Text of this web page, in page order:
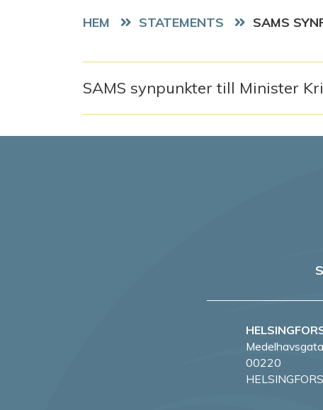
HEM STATEMENTS SAMS
SAMS synpunkter till Minister
00220
HELSINGFORS